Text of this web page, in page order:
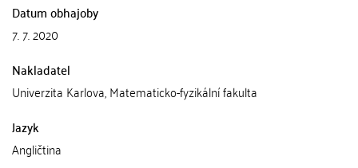
Datum obhajoby
7. 7. 2020
Nakladatel
Univerzita Karlova, Matematicko-fyzikální fakulta
Jazyk
Angličtina